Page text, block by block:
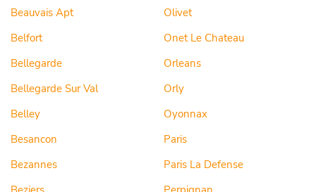
Beauvais Apt
Belfort
Bellegarde
Bellegarde Sur Val
Belley
Besancon
Bezannes
Olivet
Onet Le Chateau
Orleans
Orly
Oyonnax
Paris
Paris La Defense